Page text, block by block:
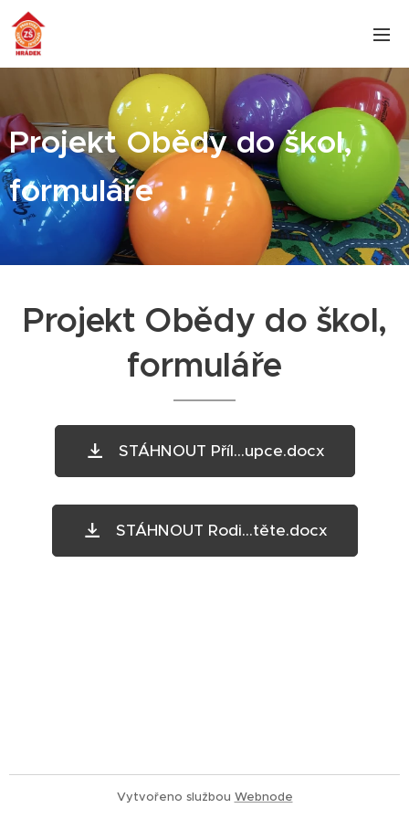
Projekt Obědy do škol,
formuláře
Projekt Obědy do škol,
formuláře
STÁHNOUT Příl...upce.docx
STÁHNOUT Rodi...těte.docx
Vytvořeno službou Webnode